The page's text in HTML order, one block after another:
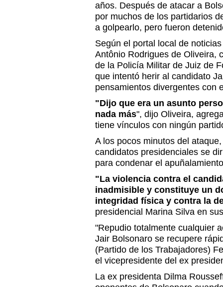
años. Después de atacar a
por muchos de los partidarios
a golpearlo, pero fueron
Según el portal local de
Antônio Rodrigues de Oliveira,
de la Policía Militar de Juiz de
que intentó herir al candidato
pensamientos divergentes con
"Dijo que era un asunto
nada más", dijo Oliveira,
tiene vínculos con ningún
A los pocos minutos del
candidatos presidenciales se
para condenar el
"La violencia contra el
inadmisible y constituye un
integridad física y contra la
presidencial Marina Silva en
"Repudio totalmente cualquier
Jair Bolsonaro se recupere
(Partido de los Trabajadores)
el vicepresidente del ex
La ex presidenta Dilma